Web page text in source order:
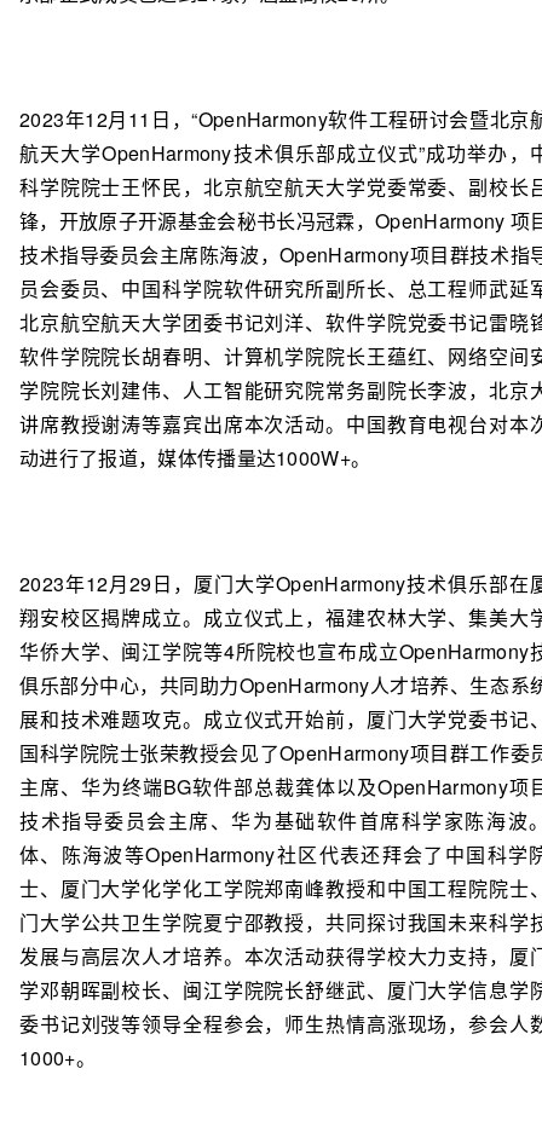
2023年12月11日，“OpenHarmony软件工程研讨会暨北京
航天大学OpenHarmony技术俱乐部成立仪式”成功举办，
科学院院士王怀民，北京航空航天大学党委常委、副校长
锋，开放原子开源基金会秘书长冯冠霖，OpenHarmony 项
技术指导委员会主席陈海波，OpenHarmony项目群技术指
员会委员、中国科学院软件研究所副所长、总工程师武延
北京航空航天大学团委书记刘洋、软件学院党委书记雷晓
软件学院院长胡春明、计算机学院院长王蕴红、网络空间
学院院长刘建伟、人工智能研究院常务副院长李波，北京
讲席教授谢涛等嘉宾出席本次活动。中国教育电视台对本
动进行了报道，媒体传播量达1000W+。
2023年12月29日，厦门大学OpenHarmony技术俱乐部在
翔安校区揭牌成立。成立仪式上，福建农林大学、集美大
华侨大学、闽江学院等4所院校也宣布成立OpenHarmony
俱乐部分中心，共同助力OpenHarmony人才培养、生态系
展和技术难题攻克。成立仪式开始前，厦门大学党委书记
国科学院院士张荣教授会见了OpenHarmony项目群工作委
主席、华为终端BG软件部总裁龚体以及OpenHarmony项
技术指导委员会主席、华为基础软件首席科学家陈海波
体、陈海波等OpenHarmony社区代表还拜会了中国科学
士、厦门大学化学化工学院郑南峰教授和中国工程院院士
门大学公共卫生学院夏宁邵教授，共同探讨我国未来科学
发展与高层次人才培养。本次活动获得学校大力支持，厦
学邓朝晖副校长、闽江学院院长舒继武、厦门大学信息学
委书记刘弢等领导全程参会，师生热情高涨现场，参会人
1000+。